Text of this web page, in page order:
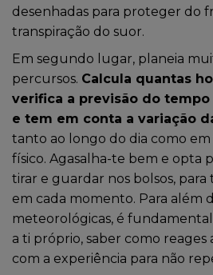
desenhadas para proteger do
transpiração do suor.
Em segundo lugar, planeia
percursos. Calcula quantas
verifica a previsão do
e tem em conta a variação
tanto ao longo do dia como
físico. Agasalha-te bem e opta
tirar e guardar nos bolsos,
em cada momento. Para além
meteorológicas, é
a ti próprio, saber como reages
com a experiência para não